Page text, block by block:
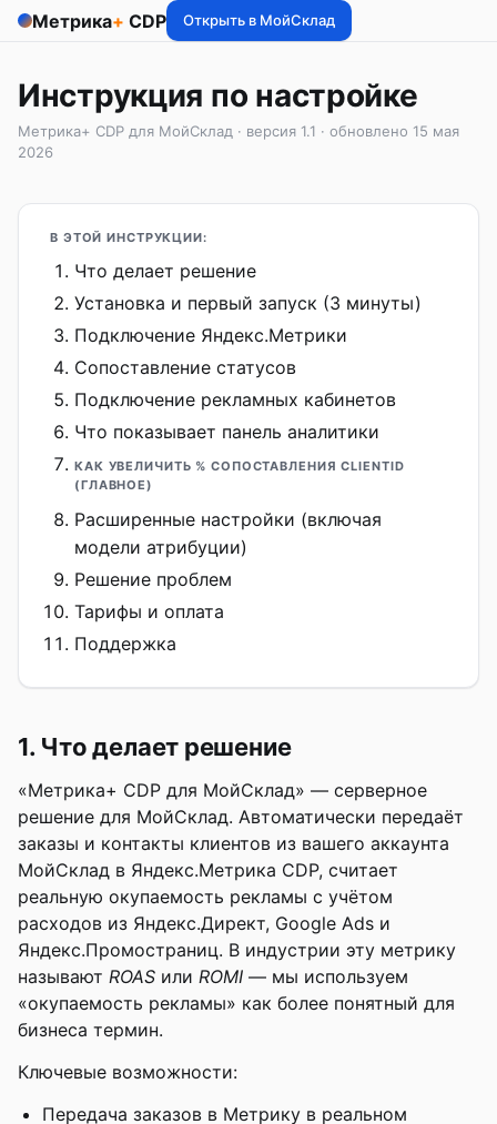
Метрика+ CDP Открыть в МойСклад
Инструкция по настройке
Метрика+ CDP для МойСклад · версия 1.1 · обновлено 15 мая
2026
В ЭТОЙ ИНСТРУКЦИИ:
Что делает решение
Установка и первый запуск (3 минуты)
Подключение Яндекс.Метрики
Сопоставление статусов
Подключение рекламных кабинетов
Что показывает панель аналитики
КАК УВЕЛИЧИТЬ % СОПОСТАВЛЕНИЯ CLIENTID
(ГЛАВНОЕ)
Расширенные настройки (включая
модели атрибуции)
Решение проблем
Тарифы и оплата
Поддержка
1. Что делает решение
«Метрика+ CDP для МойСклад» — серверное
решение для МойСклад. Автоматически передаёт
заказы и контакты клиентов из вашего аккаунта
МойСклад в Яндекс.Метрика CDP, считает
реальную окупаемость рекламы с учётом
расходов из Яндекс.Директ, Google Ads и
Яндекс.Промостраниц. В индустрии эту метрику
называют ROAS или ROMI — мы используем
«окупаемость рекламы» как более понятный для
бизнеса термин.
Ключевые возможности:
Передача заказов в Метрику в реальном